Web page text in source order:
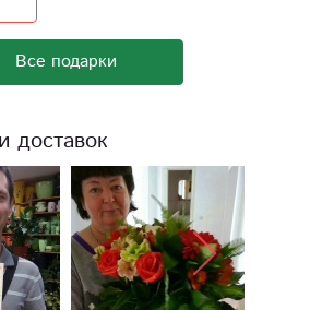
Все подарки
доставок